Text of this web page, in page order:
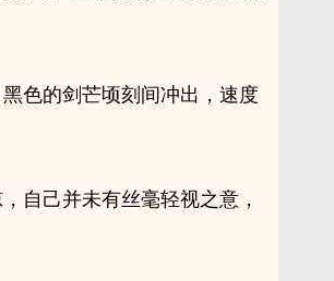
色的剑芒顷刻间冲出，速度
自己并未有丝毫轻视之意，